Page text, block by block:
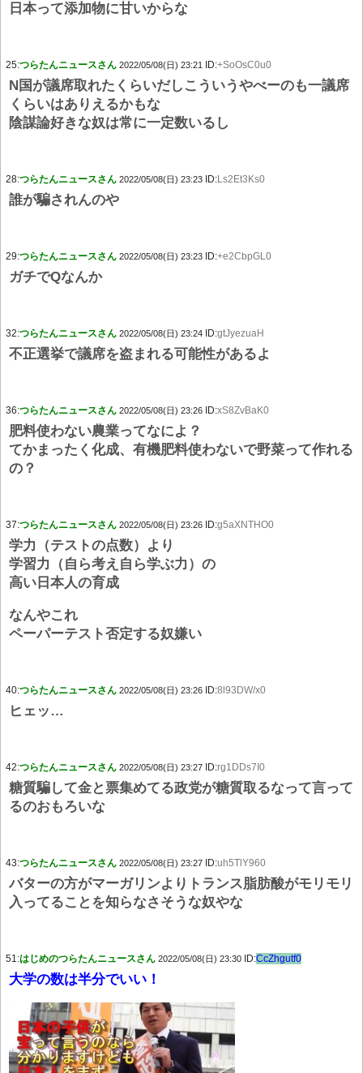
日本って添加物に甘いからな
25:つらたんニュースさん 2022/05/08(日) 23:21 ID:+SoOsC0u0
N国が議席取れたくらいだしこういうやべーのも一議席
くらいはありえるかもな
陰謀論好きな奴は常に一定数いるし
28:つらたんニュースさん 2022/05/08(日) 23:23 ID:Ls2Et3Ks0
誰が騙されんのや
29:つらたんニュースさん 2022/05/08(日) 23:23 ID:+e2CbpGL0
ガチでQなんか
32:つらたんニュースさん 2022/05/08(日) 23:24 ID:gtJyezuaH
不正選挙で議席を盗まれる可能性があるよ
36:つらたんニュースさん 2022/05/08(日) 23:26 ID:xS8ZvBaK0
肥料使わない農業ってなによ？
てかまったく化成、有機肥料使わないで野菜って作れる
の？
37:つらたんニュースさん 2022/05/08(日) 23:26 ID:g5aXNTHO0
学力（テストの点数）より
学習力（自ら考え自ら学ぶ力）の
高い日本人の育成
なんやこれ
ペーパーテスト否定する奴嫌い
40:つらたんニュースさん 2022/05/08(日) 23:26 ID:8l93DW/x0
ヒェッ…
42:つらたんニュースさん 2022/05/08(日) 23:27 ID:rg1DDs7I0
糖質騙して金と票集めてる政党が糖質取るなって言って
るのおもろいな
43:つらたんニュースさん 2022/05/08(日) 23:27 ID:uh5TlY960
バターの方がマーガリンよりトランス脂肪酸がモリモリ
入ってることを知らなさそうな奴やな
51:はじめのつらたんニュースさん 2022/05/08(日) 23:30 ID:CcZhgutf0
大学の数は半分でいい！